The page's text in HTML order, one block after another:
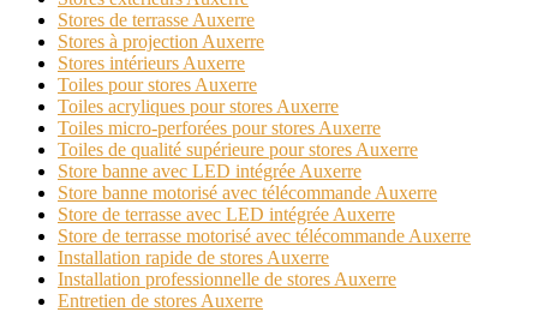
Stores de terrasse Auxerre
Stores à projection Auxerre
Stores intérieurs Auxerre
Toiles pour stores Auxerre
Toiles acryliques pour stores Auxerre
Toiles micro-perforées pour stores Auxerre
Toiles de qualité supérieure pour stores Auxerre
Store banne avec LED intégrée Auxerre
Store banne motorisé avec télécommande Auxerre
Store de terrasse avec LED intégrée Auxerre
Store de terrasse motorisé avec télécommande Auxerre
Installation rapide de stores Auxerre
Installation professionnelle de stores Auxerre
Entretien de stores Auxerre